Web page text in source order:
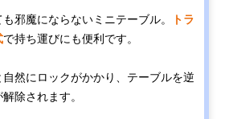
邪魔にならないミニテーブル。
トラ
で持ち運びにも便利です。
然にロックがかかり、テーブルを逆
除されます。